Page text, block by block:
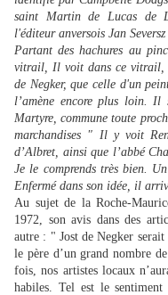
saint Martin de Lucas de
l'éditeur anversois Jan Seversz
Partant des hachures au
vitrail,
Il voit dans ce vitrail,
de Negker, que celle d'un
l’amène encore plus loin.
Martyre, commune toute
marchandises " Il y voit
d’Albret, ainsi que l’abbé
Je le comprends très bien.
Enfermé dans son idée, il
Au sujet de la Roche-
1972, son avis dans des
autre : " Jost de Negker
le père d’un grand nombre
fois, nos artistes locaux
habiles. Tel est le